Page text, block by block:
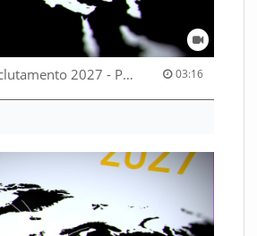
Procedura di reclutamento 2027 - Parte 2 03:16